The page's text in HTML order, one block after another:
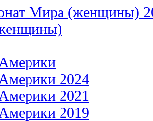
Мира (женщины)
2024
2021
2019